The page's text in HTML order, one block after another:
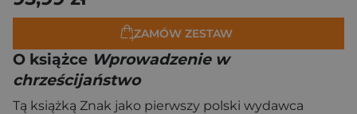
ZAMÓW ZESTAW
O książce Wprowadzenie w
chrześcijaństwo
Tą książką Znak jako pierwszy polski wydawca